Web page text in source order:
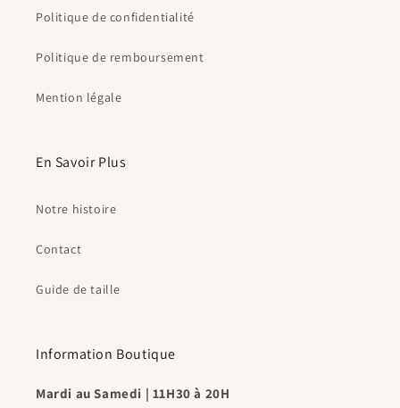
Politique de confidentialité
Politique de remboursement
Mention légale
En Savoir Plus
Notre histoire
Contact
Guide de taille
Information Boutique
Mardi au Samedi | 11H30 à 20H